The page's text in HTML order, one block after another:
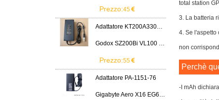
total station
3. La batteria
4. Se l'aspetto
non
Perchè
-I mAh
Prezzo:45
Adattatore KT200A3300666B3
Godox SZ200Bi VL100 VL200 VL300 LED Light
Prezzo:55
Adattatore PA-1151-76
Gigabyte Aero X16 EG61H RTX 5070 2WHA3USC64AH LITEON PA-1151-76 150W adapter